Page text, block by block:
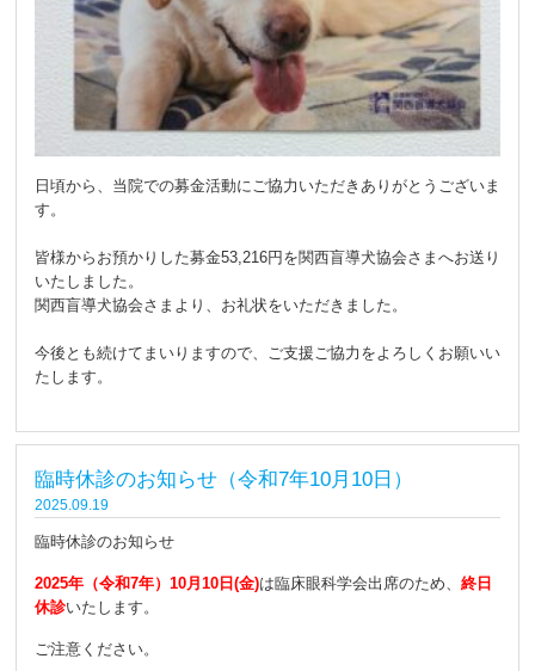
日頃から、当院での募金活動にご協力いただきありがとうございま
す。
皆様からお預かりした募金53,216円を関西盲導犬協会さまへお送り
いたしました。
関西盲導犬協会さまより、お礼状をいただきました。
今後とも続けてまいりますので、ご支援ご協力をよろしくお願いい
たします。
臨時休診のお知らせ（令和7年10月10日）
2025.09.19
臨時休診のお知らせ
2025年（令和7年）10月10日(金)は臨床眼科学会出席のため、 終日
休診いたします。
ご注意ください。